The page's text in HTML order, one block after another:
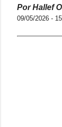
Por Hallef
09/05/2026 -